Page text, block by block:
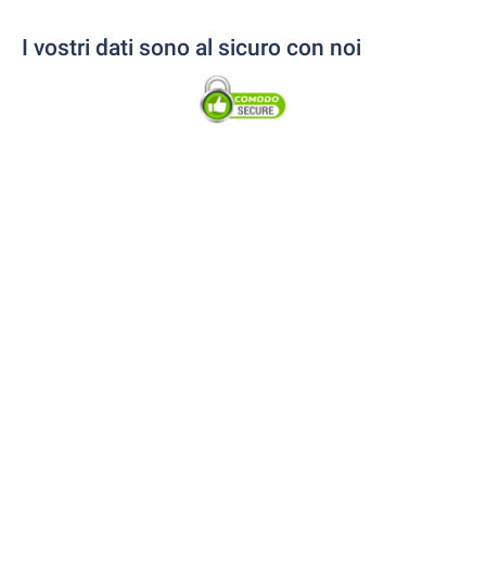
I vostri dati sono al sicuro con noi